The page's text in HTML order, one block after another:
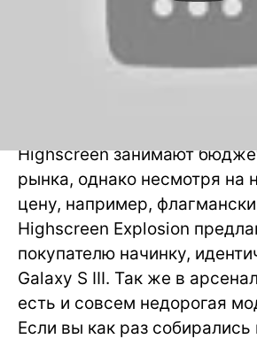
Highscreen занимают
рынка, однако несмотря на
цену, например,
Highscreen Explosion
покупателю начинку,
Galaxy S III. Так же в
есть и совсем недорогая
Если вы как раз собирались